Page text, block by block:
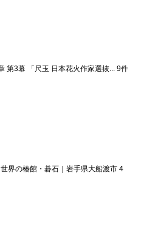
第3幕 「尺玉 日本花火作家選抜... 9件
界の椿館・碁石｜岩手県大船渡市 4